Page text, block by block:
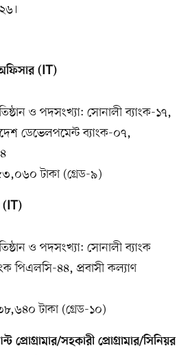
(IT)
ও পদসংখ্যা: সোনালী ব্যাংক-১৭,
ডেভেলপমেন্ট ব‍্যাংক-০৭,
টাকা (গ্রেড-৯)
(IT)
ও পদসংখ্যা: সোনালী ব্যাংক
পিএলসি-৪৪, প্রবাসী কল্যাণ
টাকা (গ্রেড-১০)
প্রোগ্রামার/সহকারী প্রোগ্রামার/সিনিয়র